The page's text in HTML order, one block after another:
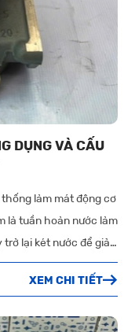
DỤNG VÀ CẤU
làm mát động cơ
là tuần hoàn nước làm
trở lại két nước để giải
giữ cho nhiệt độ động
dẫn đến bó kẹt
XEM CHI TIẾT